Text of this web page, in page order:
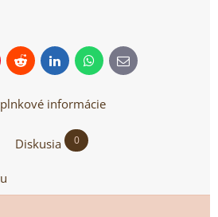
Reddit LinkedInWhatsApp
E-
mail
informácie
Diskusia 0